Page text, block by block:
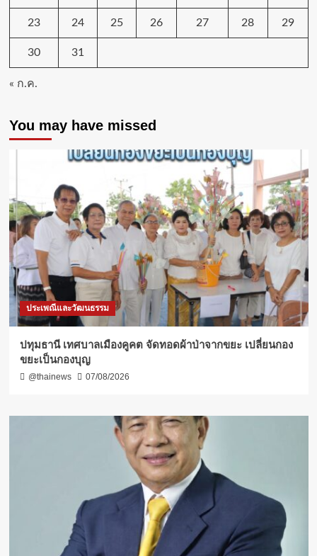
23 24 25 26 27 28 29
30 31
« ก.ค.
You may have missed
ประเพณีและวัฒนธรรม
ปทุมธานี เทศบาลเมืองคูคต จัดทอดผ้าป่าจากขยะ เปลี่ยนกอง
ขยะเป็นกองบุญ
@thainews 07/08/2026